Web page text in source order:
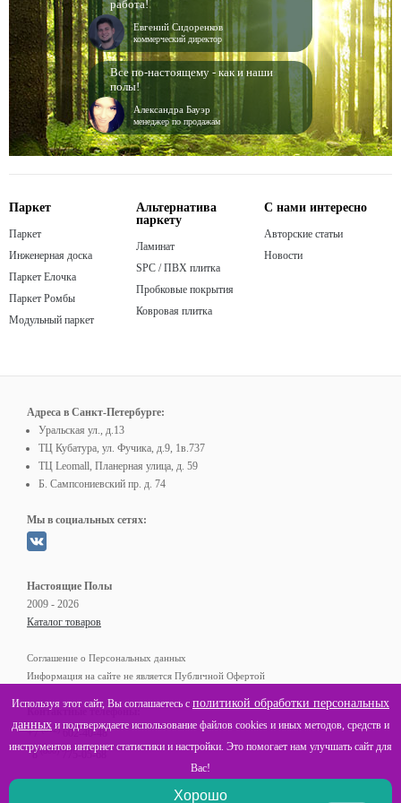
работа!
Евгений Сидоренков
коммерческий директор
Все по-настоящему - как и наши
полы!
Александра Бауэр
менеджер по продажам
Паркет
Паркет
Инженерная доска
Паркет Елочка
Паркет Ромбы
Модульный паркет
Альтернатива
паркету
Ламинат
SPC / ПВХ плитка
Пробковые покрытия
Ковровая плитка
С нами интересно
Авторские статьи
Новости
Адреса в Санкт-Петербурге:
Уральская ул., д.13
ТЦ Кубатура, ул. Фучика, д.9, 1в.737
ТЦ Leomall, Планерная улица, д. 59
Б. Сампсониевский пр. д. 74
Мы в социальных сетях:
Настоящие Полы
2009 - 2026
Каталог товаров
Соглашение о Персональных данных
Информация на сайте не является Публичной Офертой
Контактные телефоны:
+7(812)
602-40-48
8 (800) 775-05-68
Используя этот сайт, Вы соглашаетесь с политикой обработки персональных
данных и подтверждаете использование файлов cookies и иных методов, средств и
инструментов интернет статистики и настройки. Это помогает нам улучшать сайт для
Вас!
Хорошо